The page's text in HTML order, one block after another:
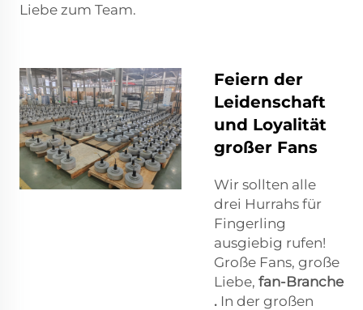
Liebe zum Team.
Feiern der
Leidenschaft
und Loyalität
großer Fans
Wir sollten alle
drei Hurrahs für
Fingerling
ausgiebig rufen!
Große Fans, große
Liebe, fan-Branche
. In der großen